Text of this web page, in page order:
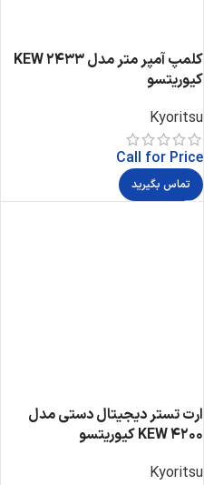
کلمپ آمپر متر مدل KEW 2433
کیوریتسو
Kyoritsu
Call for Price
تماس بگیرید
ارت تستر دیجیتال دستی مدل
KEW 4200 کیوریتسو
Kyoritsu